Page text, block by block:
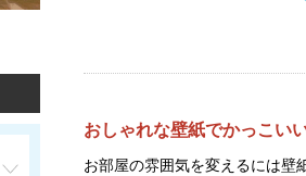
おしゃれな壁紙でかっこい
お部屋の雰囲気を変えるには